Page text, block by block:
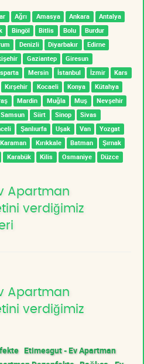
Ağrı Amasya Ankara
Antalya
Bingöl Bitlis Bolu
Burdur
Denizli Diyarbakır
Edirne
Gaziantep
Giresun
Mersin İstanbul İzmir
Kars
Kırşehir Kocaeli Konya
Kütahya
Mardin Muğla Muş
Nevşehir
Samsun Siirt Sinop
Sivas
Şanlıurfa Uşak Van
Yozgat
Karaman Kırıkkale Batman
Şırnak
Karabük Kilis Osmaniye Düzce
Apartman
verdiğimiz
Apartman
verdiğimiz
Etimesgut - Ev Apartman